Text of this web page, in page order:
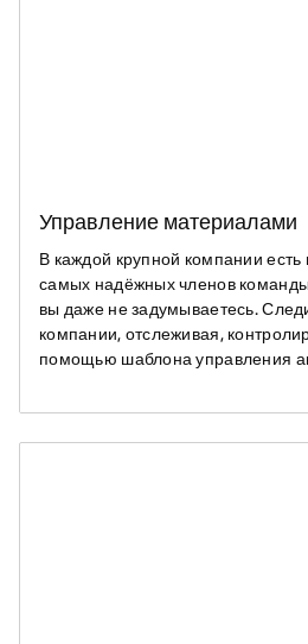
Управление материалами
В каждой крупной компании
самых надёжных членов
вы даже не задумываетесь.
компании, отслеживая,
помощью шаблона управления